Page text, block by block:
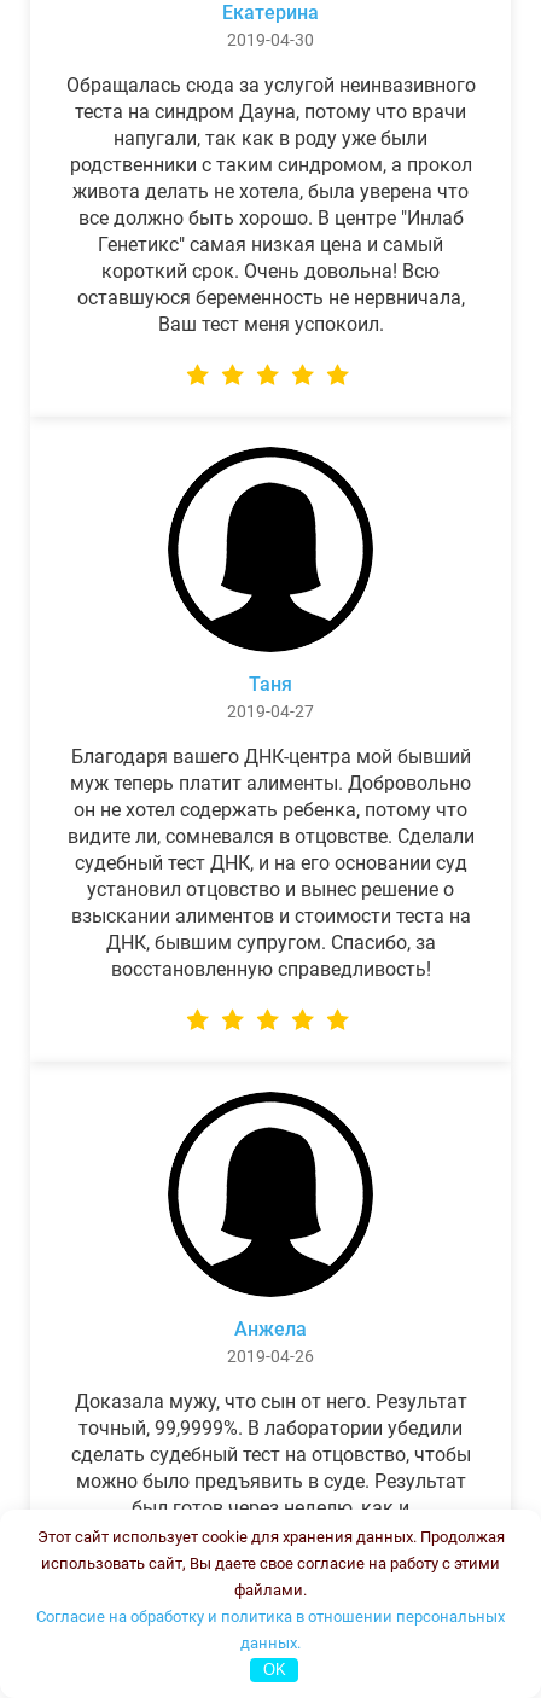
Екатерина
2019-04-30
Обращалась сюда за услугой неинвазивного
теста на синдром Дауна, потому что врачи
напугали, так как в роду уже были
родственники с таким синдромом, а прокол
живота делать не хотела, была уверена что
все должно быть хорошо. В центре "Инлаб
Генетикс" самая низкая цена и самый
короткий срок. Очень довольна! Всю
оставшуюся беременность не нервничала,
Ваш тест меня успокоил.
Таня
2019-04-27
Благодаря вашего ДНК-центра мой бывший
муж теперь платит алименты. Добровольно
он не хотел содержать ребенка, потому что
видите ли, сомневался в отцовстве. Сделали
судебный тест ДНК, и на его основании суд
установил отцовство и вынес решение о
взыскании алиментов и стоимости теста на
ДНК, бывшим супругом. Спасибо, за
восстановленную справедливость!
Анжела
2019-04-26
Доказала мужу, что сын от него. Результат
точный, 99,9999%. В лаборатории убедили
сделать судебный тест на отцовство, чтобы
можно было предъявить в суде. Результат
был готов через неделю, как и
обещали.Теперь муж бегает и извиняется.
Этот сайт использует cookie для хранения данных. Продолжая
использовать сайт, Вы даете свое согласие на работу с этими
файлами.
Согласие на обработку и политика в отношении персональных
данных.
OK